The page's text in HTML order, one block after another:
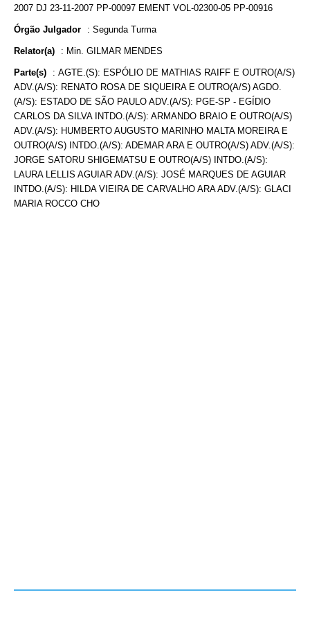
2007 DJ 23-11-2007 PP-00097 EMENT VOL-02300-05 PP-00916
Órgão Julgador : Segunda Turma
Relator(a) : Min. GILMAR MENDES
Parte(s) : AGTE.(S): ESPÓLIO DE MATHIAS RAIFF E OUTRO(A/S)
ADV.(A/S): RENATO ROSA DE SIQUEIRA E OUTRO(A/S) AGDO.
(A/S): ESTADO DE SÃO PAULO ADV.(A/S): PGE-SP - EGÍDIO
CARLOS DA SILVA INTDO.(A/S): ARMANDO BRAIO E OUTRO(A/S)
ADV.(A/S): HUMBERTO AUGUSTO MARINHO MALTA MOREIRA E
OUTRO(A/S) INTDO.(A/S): ADEMAR ARA E OUTRO(A/S) ADV.(A/S):
JORGE SATORU SHIGEMATSU E OUTRO(A/S) INTDO.(A/S):
LAURA LELLIS AGUIAR ADV.(A/S): JOSÉ MARQUES DE AGUIAR
INTDO.(A/S): HILDA VIEIRA DE CARVALHO ARA ADV.(A/S): GLACI
MARIA ROCCO CHO